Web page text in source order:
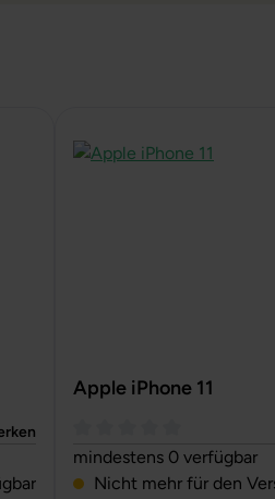
5 Sternen
Apple iPhone 11
Durchschnittliche
mindestens 0 verfügbar
Nicht mehr für den